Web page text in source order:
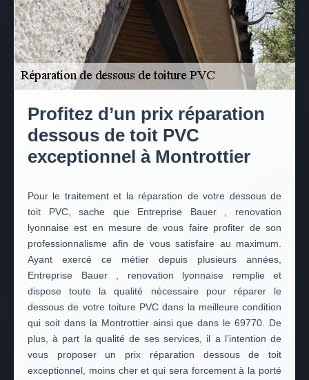
Profitez d’un prix réparation
dessous de toit PVC
exceptionnel à Montrottier
Pour le traitement et la réparation de votre dessous de
toit PVC, sache que Entreprise Bauer , renovation
lyonnaise est en mesure de vous faire profiter de son
professionnalisme afin de vous satisfaire au maximum.
Ayant exercé ce métier depuis plusieurs années,
Entreprise Bauer , renovation lyonnaise remplie et
dispose toute la qualité nécessaire pour réparer le
dessous de votre toiture PVC dans la meilleure condition
qui soit dans la Montrottier ainsi que dans le 69770. De
plus, à part la qualité de ses services, il a l’intention de
vous proposer un prix réparation dessous de toit
exceptionnel, moins cher et qui sera forcement à la porté